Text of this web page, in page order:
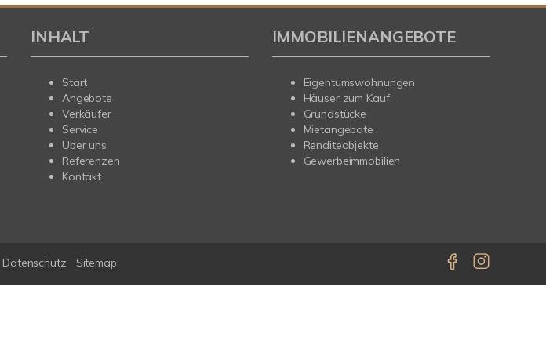
INHALT
Start
Angebote
Verkäufer
Service
Über uns
Referenzen
Kontakt
IMMOBILIENANGEBOTE
Eigentumswohnungen
Häuser zum Kauf
Grundstücke
Mietangebote
Renditeobjekte
Gewerbeimmobilien
Datenschutz Sitemap